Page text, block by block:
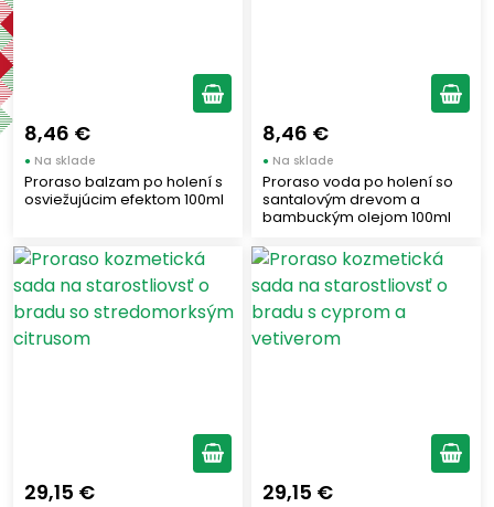
Štítky
Nový tovar(1)
Zobraziť len produkty skladom
Vymazať filtre
8,46 €
● Na sklade
Proraso balzam po holení s
osviežujúcim efektom 100ml
8,46 €
● Na sklade
Proraso voda po holení so
santalovým drevom a
bambuckým olejom 100ml
29,15 € 29,15 €